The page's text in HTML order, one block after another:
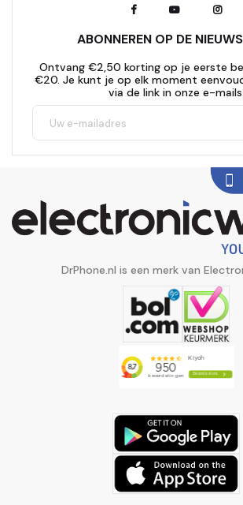
ABONNEREN OP DE
Ontvang €2,50 korting op je eerste
€20. Je kunt je op elk moment
via de link in onze e-mails.
DrPhone.nl is een merk van